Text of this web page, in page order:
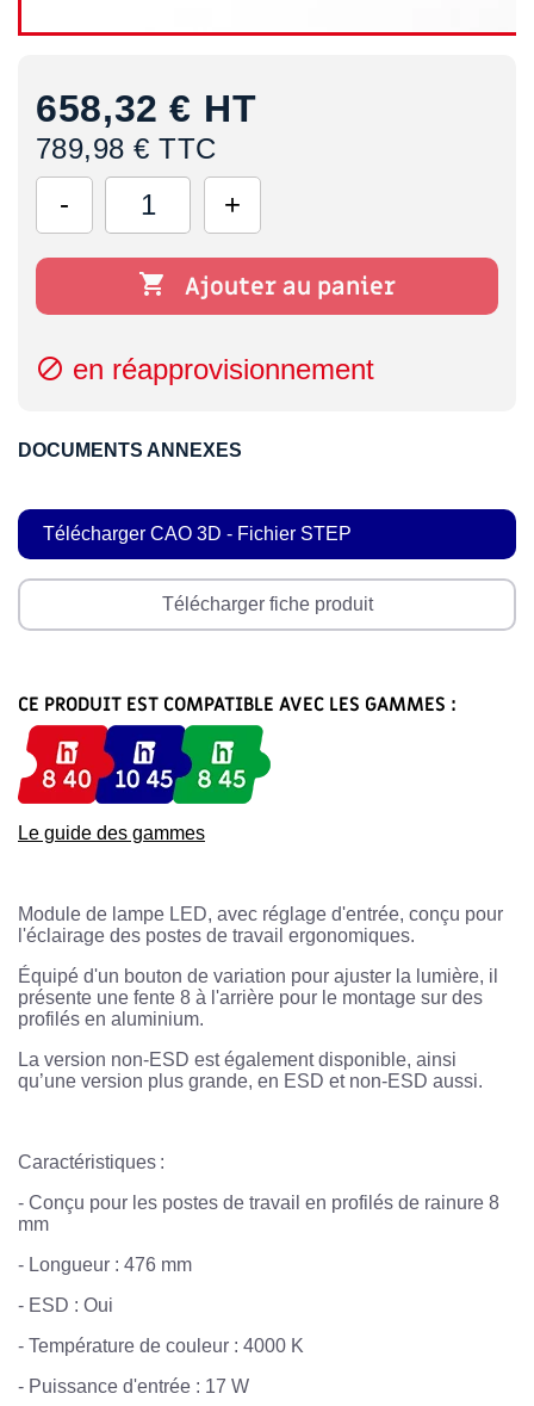
658,32 € HT
789,98 € TTC
 Ajouter au panier
 en réapprovisionnement
DOCUMENTS ANNEXES
Télécharger CAO 3D - Fichier STEP
Télécharger fiche produit
CE PRODUIT EST COMPATIBLE AVEC LES GAMMES :
Le guide des gammes
Module de lampe LED, avec réglage d'entrée, conçu pour
l'éclairage des postes de travail ergonomiques.
Équipé d'un bouton de variation pour ajuster la lumière, il
présente une fente 8 à l'arrière pour le montage sur des
profilés en aluminium.
La version non-ESD est également disponible, ainsi
qu’une version plus grande, en ESD et non-ESD aussi.
Caractéristiques :
- Conçu pour les postes de travail en profilés de rainure 8
mm
- Longueur : 476 mm
- ESD : Oui
- Température de couleur : 4000 K
- Puissance d'entrée : 17 W